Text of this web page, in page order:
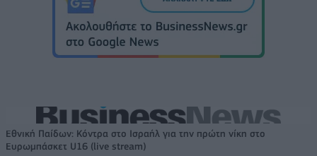
Εθνική Παίδων: Κόντρα στο Ισραήλ για την πρώτη νίκη στο
Ευρωμπάσκετ U16 (live stream)